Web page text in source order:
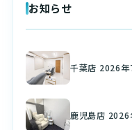
お知らせ
千葉店 2026年
鹿児島店 2026